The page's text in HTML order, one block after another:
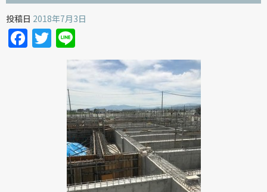
投稿日 2018年7月3日
Facebook
Twitter